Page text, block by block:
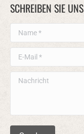
SCHREIBEN SIE UNS
Name *
E-Mail *
Nachricht